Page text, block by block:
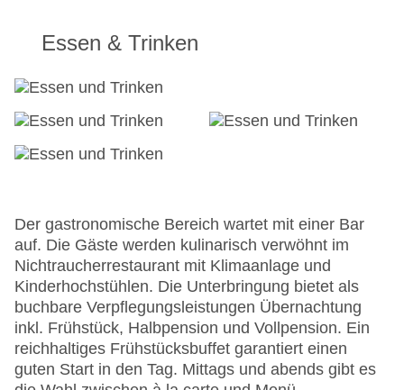
und Projektor vorhanden.
Parkplatz: gegen Gebühr
Check-in von: 14:00:00
Konferenzraum
Hoteleröffnung: 1900
Hotelsafe
WLAN/WiFi im Hotel
Letzte umfassende Renovierung: 2002
Lift
Anzahl der Konferenzräume: 1
Anzahl der Aufzüge: 1
Haustiere
Zimmerservice: gegen Gebühr
Essen & Trinken
Der gastronomische Bereich wartet mit einer Bar
auf. Die Gäste werden kulinarisch verwöhnt im
Nichtraucherrestaurant mit Klimaanlage und
Kinderhochstühlen. Die Unterbringung bietet als
buchbare Verpflegungsleistungen Übernachtung
inkl. Frühstück, Halbpension und Vollpension. Ein
reichhaltiges Frühstücksbuffet garantiert einen
guten Start in den Tag. Mittags und abends gibt es